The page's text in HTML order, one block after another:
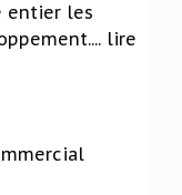
entier les
lire